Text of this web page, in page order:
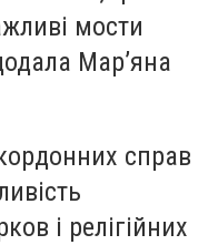
мости
Мар’яна
справ
і релігійних